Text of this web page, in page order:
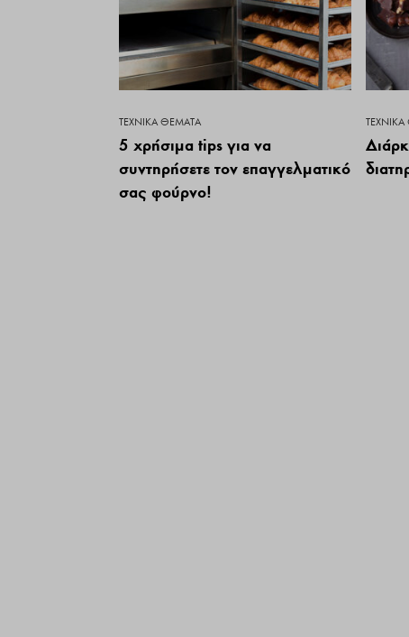
ΤΕΧΝΙΚΆ ΘΈΜΑΤΑ
5 χρήσιμα tips για να
συντηρήσετε τον επαγγελματικό
σας φούρνο!